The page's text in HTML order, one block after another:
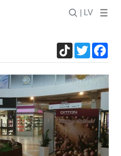
| LV
TikTokTwitter